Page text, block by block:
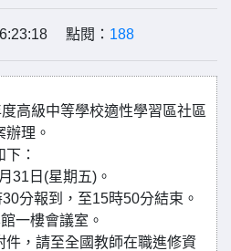
點閱： 188
高級中等學校適性學習區社區
理。
：
31日(星期五)。
分報到，至15時50分結束。
一樓會議室。
件，請至全國教師在職進修資